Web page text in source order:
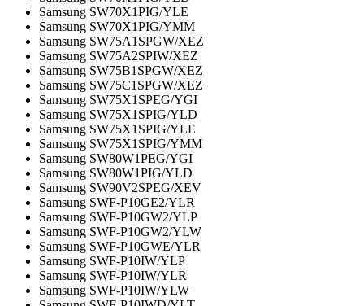
Samsung SW70X1PIG/YLE
Samsung SW70X1PIG/YMM
Samsung SW75A1SPGW/XEZ
Samsung SW75A2SPIW/XEZ
Samsung SW75B1SPGW/XEZ
Samsung SW75C1SPGW/XEZ
Samsung SW75X1SPEG/YGI
Samsung SW75X1SPIG/YLD
Samsung SW75X1SPIG/YLE
Samsung SW75X1SPIG/YMM
Samsung SW80W1PEG/YGI
Samsung SW80W1PIG/YLD
Samsung SW90V2SPEG/XEV
Samsung SWF-P10GE2/YLR
Samsung SWF-P10GW2/YLP
Samsung SWF-P10GW2/YLW
Samsung SWF-P10GWE/YLR
Samsung SWF-P10IW/YLP
Samsung SWF-P10IW/YLR
Samsung SWF-P10IW/YLW